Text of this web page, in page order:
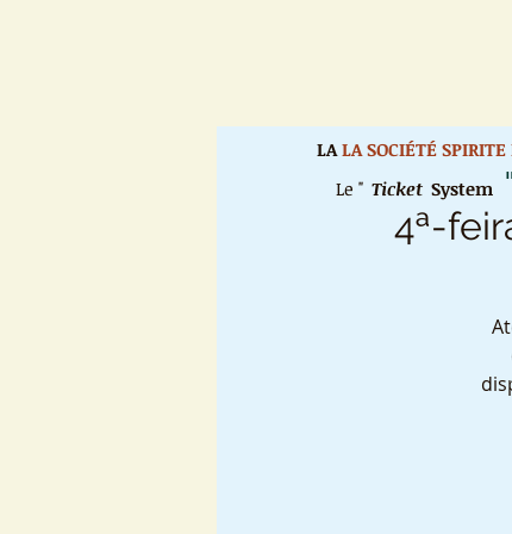
4ª-
LA LA SOCIÉTÉ
Le " Ticket System"